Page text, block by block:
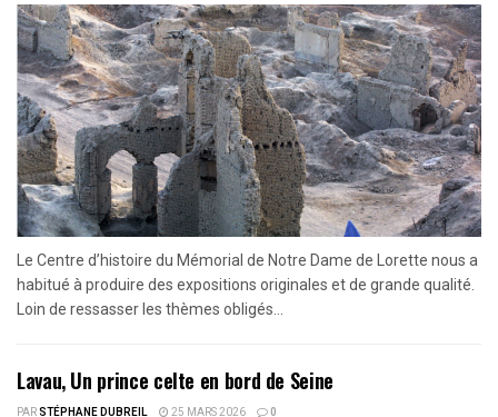
Le Centre d’histoire du Mémorial de Notre Dame de Lorette nous a
habitué à produire des expositions originales et de grande qualité.
Loin de ressasser les thèmes obligés...
Lavau, Un prince celte en bord de Seine
PARSTÉPHANE DUBREIL 25 MARS 2026 0